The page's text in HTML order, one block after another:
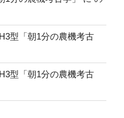
型「朝1分の農機考古
型「朝1分の農機考古